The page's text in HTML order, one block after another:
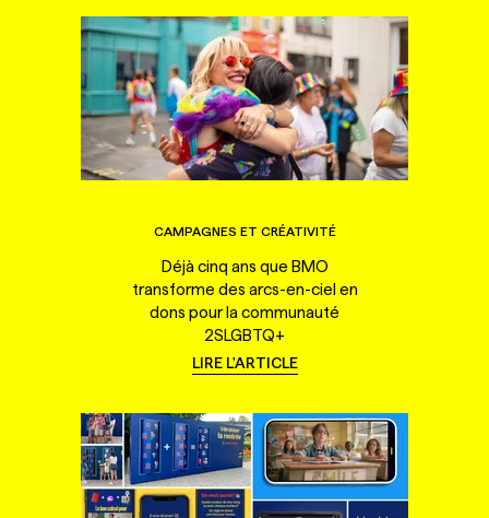
CAMPAGNES ET CRÉATIVITÉ
Déjà cinq ans que BMO
transforme des arcs-en-ciel en
dons pour la communauté
2SLGBTQ+
LIRE L'ARTICLE